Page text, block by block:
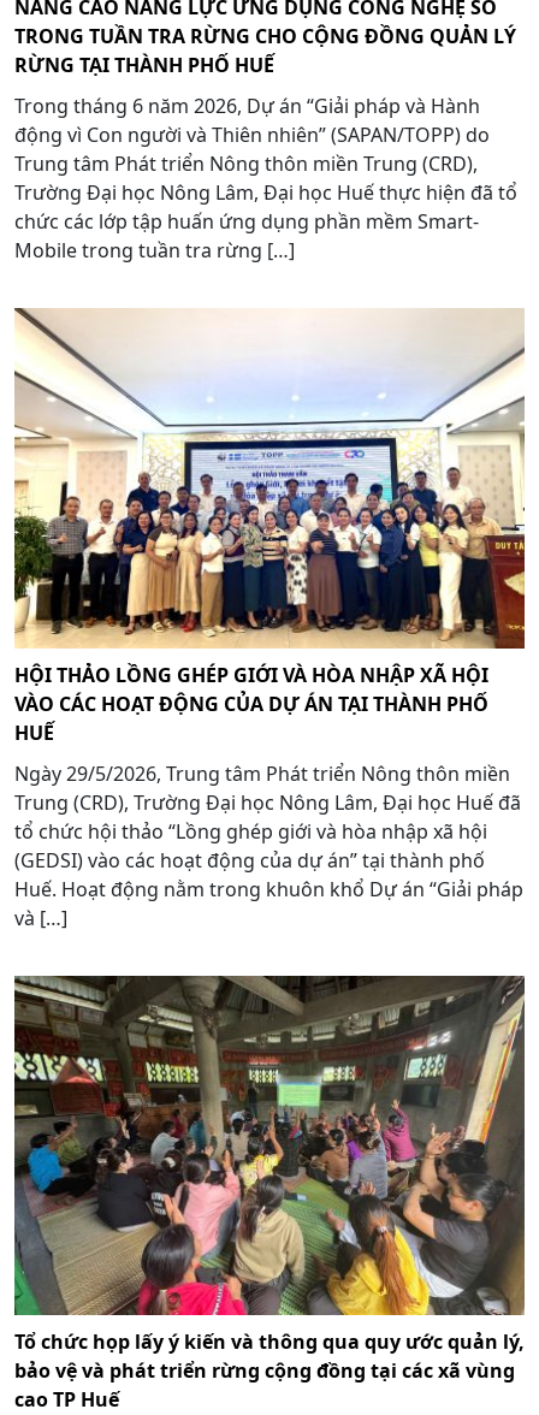
NÂNG CAO NĂNG LỰC ỨNG DỤNG CÔNG NGHỆ SỐ
TRONG TUẦN TRA RỪNG CHO CỘNG ĐỒNG QUẢN LÝ
RỪNG TẠI THÀNH PHỐ HUẾ
Trong tháng 6 năm 2026, Dự án “Giải pháp và Hành
động vì Con người và Thiên nhiên” (SAPAN/TOPP) do
Trung tâm Phát triển Nông thôn miền Trung (CRD),
Trường Đại học Nông Lâm, Đại học Huế thực hiện đã tổ
chức các lớp tập huấn ứng dụng phần mềm Smart-
Mobile trong tuần tra rừng […]
HỘI THẢO LỒNG GHÉP GIỚI VÀ HÒA NHẬP XÃ HỘI
VÀO CÁC HOẠT ĐỘNG CỦA DỰ ÁN TẠI THÀNH PHỐ
HUẾ
Ngày 29/5/2026, Trung tâm Phát triển Nông thôn miền
Trung (CRD), Trường Đại học Nông Lâm, Đại học Huế đã
tổ chức hội thảo “Lồng ghép giới và hòa nhập xã hội
(GEDSI) vào các hoạt động của dự án” tại thành phố
Huế. Hoạt động nằm trong khuôn khổ Dự án “Giải pháp
và […]
Tổ chức họp lấy ý kiến và thông qua quy ước quản lý,
bảo vệ và phát triển rừng cộng đồng tại các xã vùng
cao TP Huế